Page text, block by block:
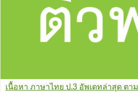
เนื้อหา ภาษาไทย ป.3 อัพเดทล่าสุด ตา